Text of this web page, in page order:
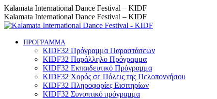
Skip
to
content
Instagram
page
opens
new
Facebook
page
opens
new
YouTube
page
opens
new
Kalamata International Dance Festival – KIDF
Kalamata International Dance Festival – KIDF
ΠΡΟΓΡΑΜΜΑ
KIDF32 Πρόγραμμα Παραστάσεων
KIDF32 Παράλληλο Πρόγραμμα
KIDF32 Εκπαιδευτικό Πρόγραμμα
KIDF32 Χορός σε Πόλεις της Πελοποννήσου
KIDF32 Πληροφορίες Εισιτηρίων
KIDF32 Συνοπτικό πρόγραμμα